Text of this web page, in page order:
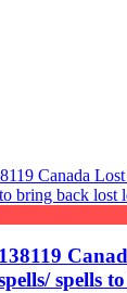
spells